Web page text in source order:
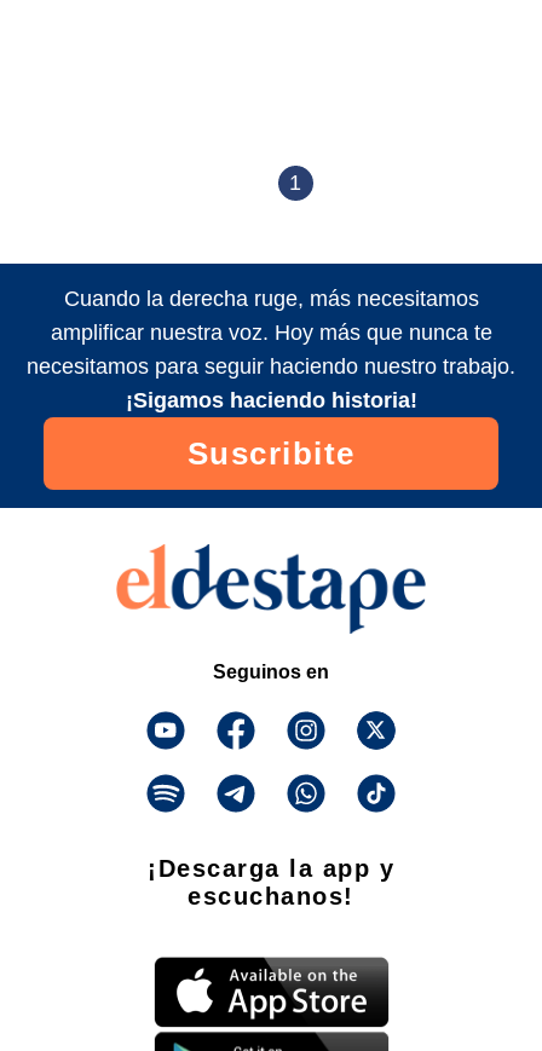
1
Cuando la derecha ruge, más necesitamos
amplificar nuestra voz. Hoy más que nunca te
necesitamos para seguir haciendo nuestro trabajo.
¡Sigamos haciendo historia!
Suscribite
Seguinos en
¡Descarga la app y
escuchanos!